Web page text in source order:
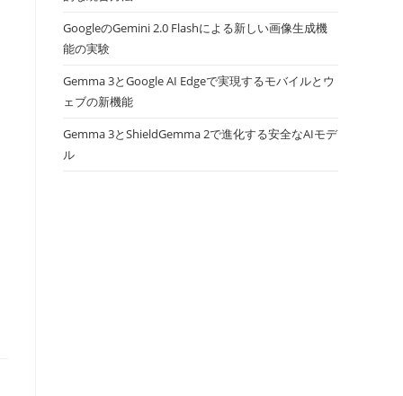
GoogleのGemini 2.0 Flashによる新しい画像生成機
能の実験
Gemma 3とGoogle AI Edgeで実現するモバイルとウ
ェブの新機能
Gemma 3とShieldGemma 2で進化する安全なAIモデ
ル